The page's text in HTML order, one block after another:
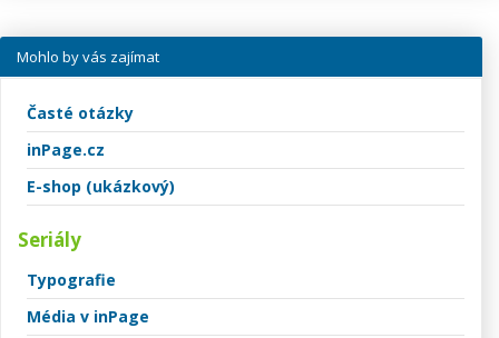
Mohlo by vás zajímat
Časté otázky
inPage.cz
E-shop (ukázkový)
Seriály
Typografie
Média v inPage